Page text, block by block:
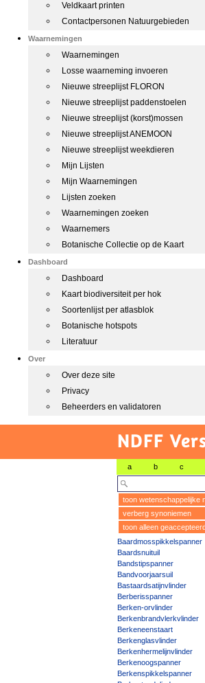
Veldkaart printen
Contactpersonen Natuurgebieden
Waarnemingen
Waarnemingen
Losse waarneming invoeren
Nieuwe streeplijst FLORON
Nieuwe streeplijst paddenstoelen
Nieuwe streeplijst (korst)mossen
Nieuwe streeplijst ANEMOON
Nieuwe streeplijst weekdieren
Mijn Lijsten
Mijn Waarnemingen
Lijsten zoeken
Waarnemingen zoeken
Waarnemers
Botanische Collectie op de Kaart
Dashboard
Dashboard
Kaart biodiversiteit per hok
Soortenlijst per atlasblok
Botanische hotspots
Literatuur
Over
Over deze site
Privacy
Beheerders en validatoren
NDFF
a b c
toon wetenschappelijke
verberg synoniemen
toon alleen
Baardmosspikkelspanner
Baardsnuituil
Bandstipspanner
Bandvoorjaarsuil
Bastaardsatijnvlinder
Berberisspanner
Berken-orvlinder
Berkenbrandvlerkvlinder
Berkeneenstaart
Berkenglasvlinder
Berkenhermelijnvlinder
Berkenoogspanner
Berkenspikkelspanner